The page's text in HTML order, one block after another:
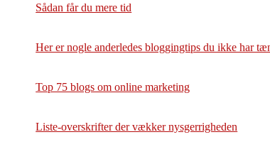
Sådan får du mere tid
Her er nogle anderledes bloggingtips du ikke har
Top 75 blogs om online marketing
Liste-overskrifter der vækker nysgerrigheden